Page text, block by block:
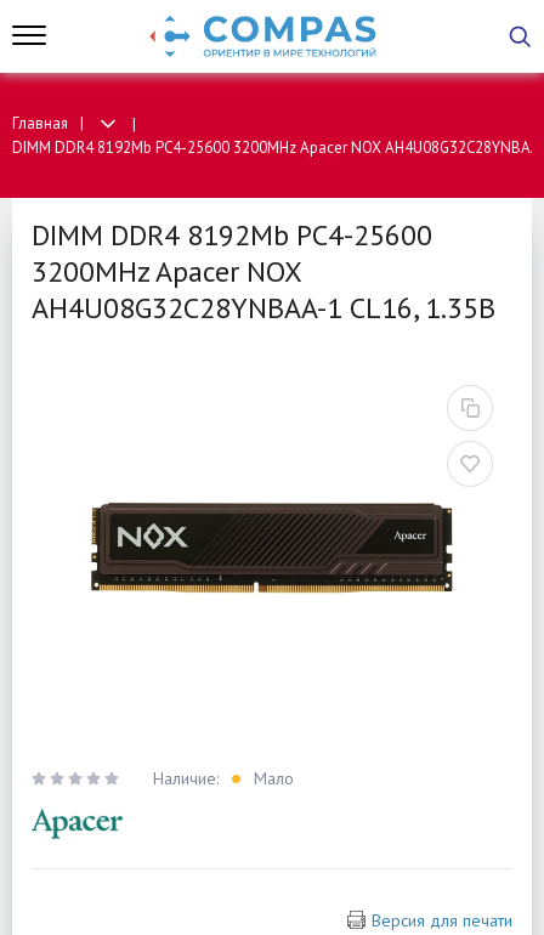
Главная
DIMM DDR4 8192Mb PC4-25600 3200MHz Apacer NOX
DIMM DDR4 8192Mb PC4-25600
3200MHz Apacer NOX
AH4U08G32C28YNBAA-1 CL16, 1.35B
Наличие: Мало
Версия для печати